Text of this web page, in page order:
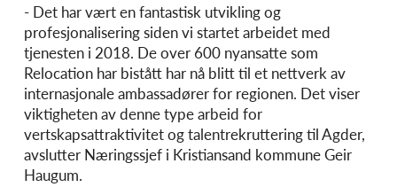
- Det har vært en fantastisk utvikling og
profesjonalisering siden vi startet arbeidet med
tjenesten i 2018. De over 600 nyansatte som
Relocation har bistått har nå blitt til et nettverk av
internasjonale ambassadører for regionen. Det viser
viktigheten av denne type arbeid for
vertskapsattraktivitet og talentrekruttering til Agder,
avslutter Næringssjef i Kristiansand kommune Geir
Haugum.